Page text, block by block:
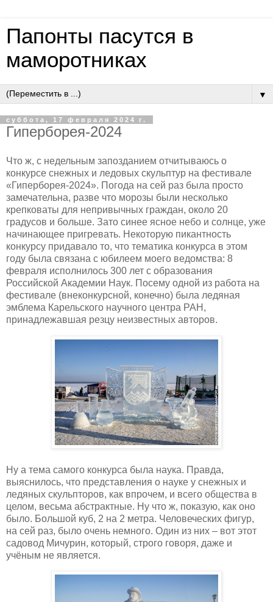
Папонты пасутся в
маморотниках
▼
суббота, 17 февраля 2024 г.
Гиперборея-2024
Что ж, с недельным запозданием отчитываюсь о
конкурсе снежных и ледовых скульптур на фестивале
«Гиперборея-2024». Погода на сей раз была просто
замечательна, разве что морозы были несколько
крепковаты для непривычных граждан, около 20
градусов и больше. Зато синее ясное небо и солнце, уже
начинающее пригревать. Некоторую пикантность
конкурсу придавало то, что тематика конкурса в этом
году была связана с юбилеем моего ведомства: 8
февраля исполнилось 300 лет с образования
Российской Академии Наук. Посему одной из работа на
фестивале (внеконкурсной, конечно) была ледяная
эмблема Карельского научного центра РАН,
принадлежавшая резцу неизвестных авторов.
Ну а тема самого конкурса была наука. Правда,
выяснилось, что представления о науке у снежных и
ледяных скульпторов, как впрочем, и всего общества в
целом, весьма абстрактные. Ну что ж, показую, как оно
было. Большой куб, 2 на 2 метра. Человеческих фигур,
на сей раз, было очень немного. Один из них – вот этот
садовод Мичурин, который, строго говоря, даже и
учёным не является.